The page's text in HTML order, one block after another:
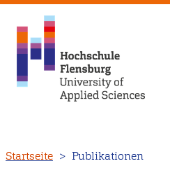
zum
Startseite Publikationen